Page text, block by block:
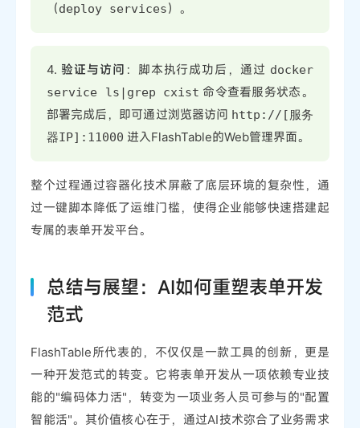
（deploy services）。
4.验证与访问 ：脚本执行成功后，通过 docker
service ls|grep cxist 命令查看服务状态。
部署完成后，即可通过浏览器访问 http://[服务
器IP]:11000 进入FlashTable的Web管理界面。
整个过程通过容器化技术屏蔽了底层环境的复杂性，通
过一键脚本降低了运维门槛，使得企业能够快速搭建起
专属的表单开发平台。
总结与展望：AI如何重塑表单开发
范式
FlashTable所代表的，不仅仅是一款工具的创新，更是
一种开发范式的转变。它将表单开发从一项依赖专业技
能的"编码体力活"，转变为一项业务人员可参与的"配置
智能活"。其价值核心在于，通过AI技术弥合了业务需求